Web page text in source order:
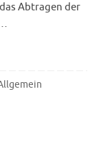
Abtragen der